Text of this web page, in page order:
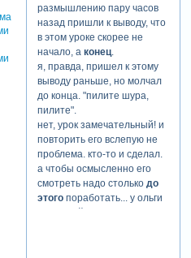
размышлению пару часов
назад пришли к выводу, что
в этом уроке скорее не
начало, а конец.
я, правда, пришел к этому
выводу раньше, но молчал
до конца. "пилите шура,
пилите".
нет, урок замечательный! и
повторить его вслепую не
проблема. кто-то и сделал.
а чтобы осмысленно его
смотреть надо столько до
этогопоработать... у ольги
за спиной столько руды